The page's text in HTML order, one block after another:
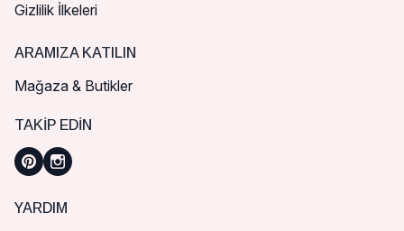
Gizlilik İlkeleri
ARAMIZA KATILIN
Mağaza & Butikler
TAKIP EDIN
YARDIM